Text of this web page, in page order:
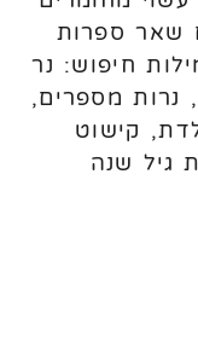
שאר ספרות
חיפוש: נר
נרות מספרים,
קישוט
גיל שנה